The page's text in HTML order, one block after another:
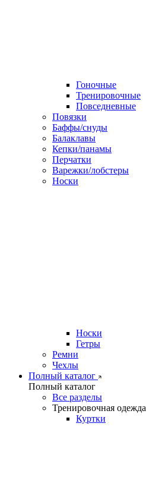
Гоночные
Тренировочные
Повседневные
Повязки
Баффы/снуды
Балаклавы
Кепки/панамы
Перчатки
Варежки/лобстеры
Носки
Носки
Гетры
Ремни
Чехлы
Полный каталог
Полный каталог
Все разделы
Тренировочная одежда
Куртки